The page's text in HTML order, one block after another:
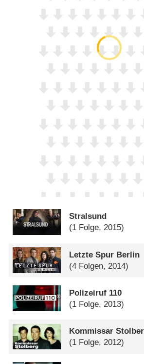
Stralsund
(1 Folge, 2015)
Letzte Spur Berlin
(4 Folgen, 2014)
Polizeiruf 110
(1 Folge, 2013)
Kommissar
(1 Folge, 2012)